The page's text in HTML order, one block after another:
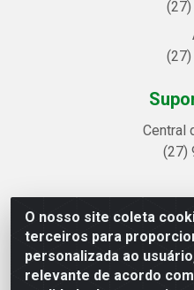
O nosso site coleta
terceiros para
personalizada ao
relevante de acordo
Central
(27)
Linhavix Distribuidora
Quadra314 Lote 05 e 07 -
- CNPJ